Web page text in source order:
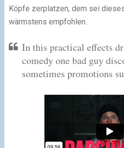
Köpfe zerplatzen, dem sei
wärmstens empfohlen.
In this practical effects
comedy one bad guy
sometimes promotions